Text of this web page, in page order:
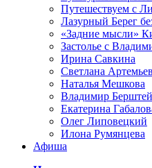
Путешествуем с
Лазурный Берег
«Задние мысли»
Застолье с
Ирина Савкина
Светлана
Наталья Мешкова
Владимир
Екатерина
Олег Липовецкий
Илона Румянцева
Афиша